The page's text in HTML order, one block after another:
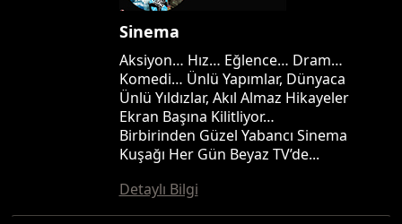
Sinema
Aksiyon… Hız… Eğlence… Dram…
Komedi… Ünlü Yapımlar, Dünyaca
Ünlü Yıldızlar, Akıl Almaz Hikayeler
Ekran Başına Kilitliyor…
Birbirinden Güzel Yabancı Sinema
Kuşağı Her Gün Beyaz TV’de...
Detaylı Bilgi